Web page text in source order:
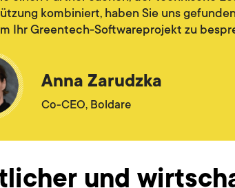
kombiniert, haben Sie uns
Ihr Greentech-Softwareprojekt zu
Anna Zarudzka
Co-CEO, Boldare
und